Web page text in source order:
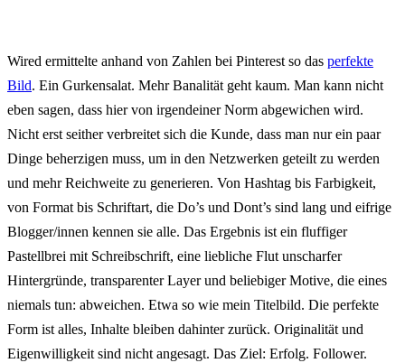
Wired ermittelte anhand von Zahlen bei Pinterest so das perfekte
Bild. Ein Gurkensalat. Mehr Banalität geht kaum. Man kann nicht
eben sagen, dass hier von irgendeiner Norm abgewichen wird.
Nicht erst seither verbreitet sich die Kunde, dass man nur ein paar
Dinge beherzigen muss, um in den Netzwerken geteilt zu werden
und mehr Reichweite zu generieren. Von Hashtag bis Farbigkeit,
von Format bis Schriftart, die Do’s und Dont’s sind lang und eifrige
Blogger/innen kennen sie alle. Das Ergebnis ist ein fluffiger
Pastellbrei mit Schreibschrift, eine liebliche Flut unscharfer
Hintergründe, transparenter Layer und beliebiger Motive, die eines
niemals tun: abweichen. Etwa so wie mein Titelbild. Die perfekte
Form ist alles, Inhalte bleiben dahinter zurück. Originalität und
Eigenwilligkeit sind nicht angesagt. Das Ziel: Erfolg. Follower.